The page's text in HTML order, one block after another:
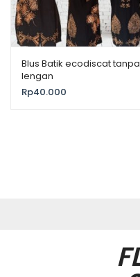
Blus Batik ecodiscat tanpa
lengan
Rp40.000